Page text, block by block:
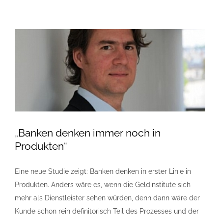
„Banken denken immer noch in
Produkten“
Eine neue Studie zeigt: Banken denken in erster Linie in
Produkten. Anders wäre es, wenn die Geldinstitute sich
mehr als Dienstleister sehen würden, denn dann wäre der
Kunde schon rein definitorisch Teil des Prozesses und der